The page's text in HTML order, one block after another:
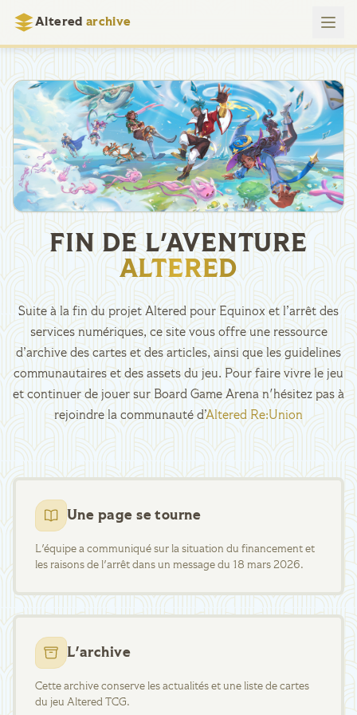
Altered archive
FIN DE L'AVENTURE
ALTERED
Suite à la fin du projet Altered pour Equinox et l’arrêt des
services numériques, ce site vous offre une ressource
d’archive des cartes et des articles, ainsi que les guidelines
communautaires et des assets du jeu. Pour faire vivre le jeu
et continuer de jouer sur Board Game Arena n'hésitez pas à
rejoindre la communauté d’Altered Re:Union
Une page se tourne
L'équipe a communiqué sur la situation du financement et
les raisons de l'arrêt dans un message du 18 mars 2026.
L'archive
Cette archive conserve les actualités et une liste de cartes
du jeu Altered TCG.